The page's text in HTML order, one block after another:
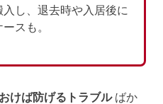
し、退去時や入居後に
スも。
けば防げるトラブルばか